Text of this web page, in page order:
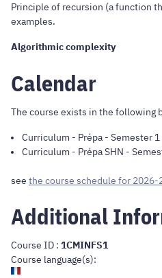
Principle of recursion (a function
examples.
Algorithmic complexity
Calendar
The course exists in the following
Curriculum - Prépa - Semester 1
Curriculum - Prépa SHN -
see the course schedule for 2026-
Additional
Course ID : 1CMINFS1
Course language(s):